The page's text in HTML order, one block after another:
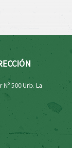
500 Urb. La